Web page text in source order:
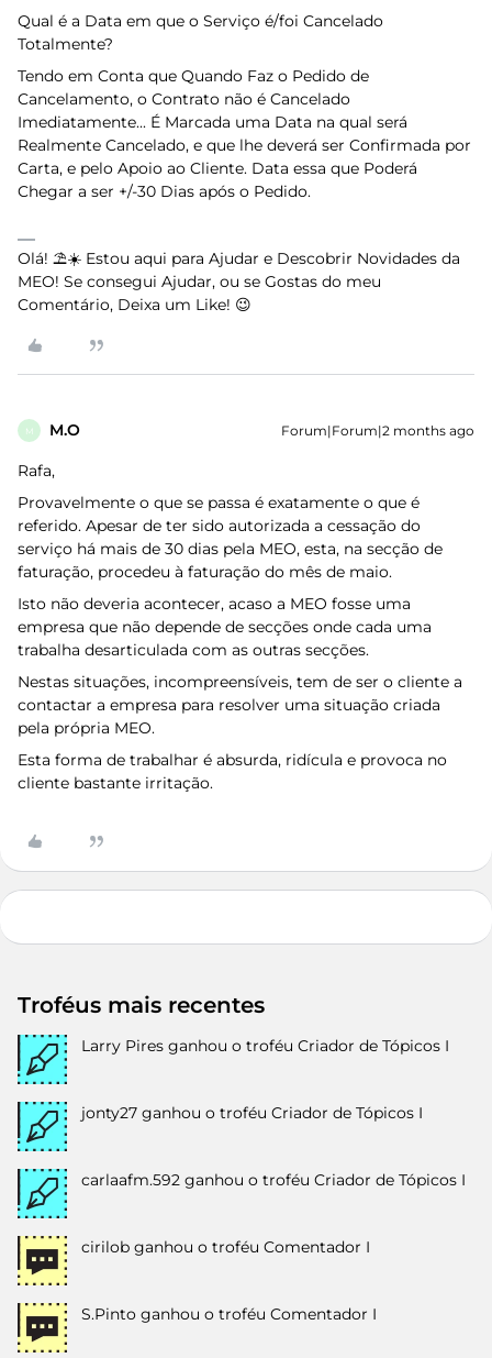
Qual é a Data em que o Serviço é/foi Cancelado
Totalmente?
Tendo em Conta que Quando Faz o Pedido de
Cancelamento, o Contrato não é Cancelado
Imediatamente... É Marcada uma Data na qual será
Realmente Cancelado, e que lhe deverá ser Confirmada por
Carta, e pelo Apoio ao Cliente. Data essa que Poderá
Chegar a ser +/-30 Dias após o Pedido.
Olá! ⛱️☀️ Estou aqui para Ajudar e Descobrir Novidades da
MEO! Se consegui Ajudar, ou se Gostas do meu
Comentário, Deixa um Like! 😉
M M.O Forum|Forum|2 months ago
Rafa,
Provavelmente o que se passa é exatamente o que é
referido. Apesar de ter sido autorizada a cessação do
serviço há mais de 30 dias pela MEO, esta, na secção de
faturação, procedeu à faturação do mês de maio.
Isto não deveria acontecer, acaso a MEO fosse uma
empresa que não depende de secções onde cada uma
trabalha desarticulada com as outras secções.
Nestas situações, incompreensíveis, tem de ser o cliente a
contactar a empresa para resolver uma situação criada
pela própria MEO.
Esta forma de trabalhar é absurda, ridícula e provoca no
cliente bastante irritação.
Troféus mais recentes
Larry Pires ganhou o troféu Criador de Tópicos I
jonty27 ganhou o troféu Criador de Tópicos I
carlaafm.592 ganhou o troféu Criador de Tópicos I
cirilob ganhou o troféu Comentador I
S.Pinto ganhou o troféu Comentador I